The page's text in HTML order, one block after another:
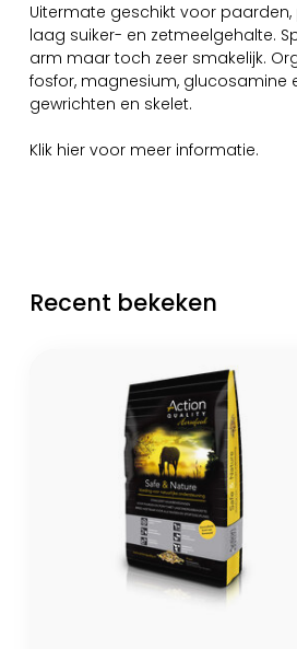
Uitermate geschikt voor
laag suiker- en zetmeelgehalte.
arm maar toch zeer smakelijk.
fosfor, magnesium,
gewrichten en skelet.
Klik hier voor meer informatie.
Recent bekeken